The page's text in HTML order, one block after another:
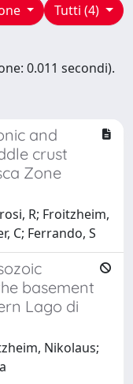
Tutti (4)
0.011 secondi).
and
crust
Zone
R; Froitzheim,
C; Ferrando, S
basement
Lago di
Nikolaus;